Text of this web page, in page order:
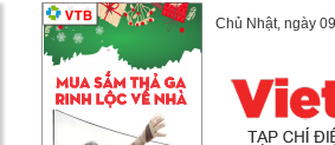
Chủ Nhật, ngày